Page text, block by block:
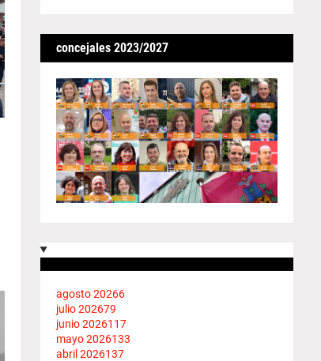
concejales 2023/2027
agosto 20266
julio 202679
junio 2026117
mayo 2026133
abril 2026137